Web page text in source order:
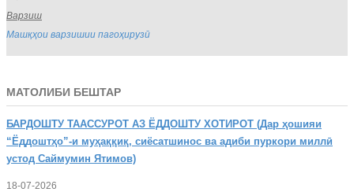
Варзиш
Машқҳои варзишии пагоҳирузӣ
МАТОЛИБИ БЕШТАР
БАРДОШТУ ТААССУРОТ АЗ ЁДДОШТУ ХОТИРОТ (Дар ҳошияи
“Ёддоштҳо”-и муҳаққиқ, сиёсатшинос ва адиби пуркори миллӣ
устод Саймумин Ятимов)
18-07-2026